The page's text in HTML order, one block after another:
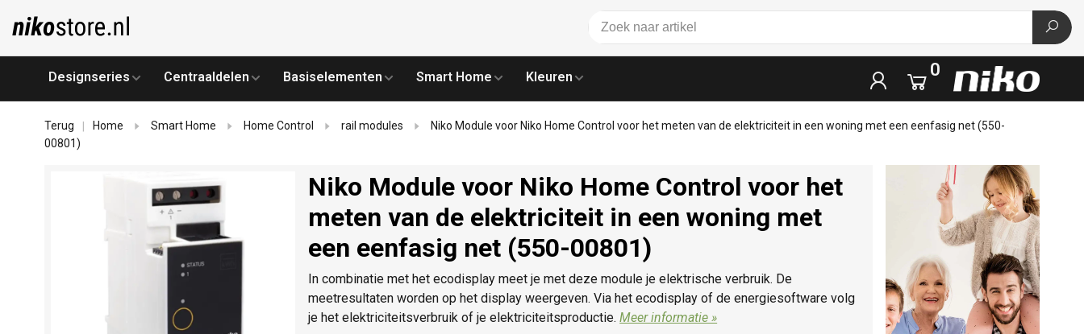
Designseries Centraaldelen Basiselementen Smart Home Kleuren 0
Terug Home Smart Home Home Control rail modules
Niko Module voor Niko Home Control voor het meten van de elektriciteit in een woning met een eenfasig net (550-
00801)
Niko Module voor Niko Home Control voor het
meten van de elektriciteit in een woning met
een eenfasig net (550-00801)
In combinatie met het ecodisplay meet je met deze module je elektrische verbruik. De
meetresultaten worden op het display weergeven. Via het ecodisplay of de energiesoftware volg
je het elektriciteitsverbruik of je elektriciteitsproductie.Meer informatie »